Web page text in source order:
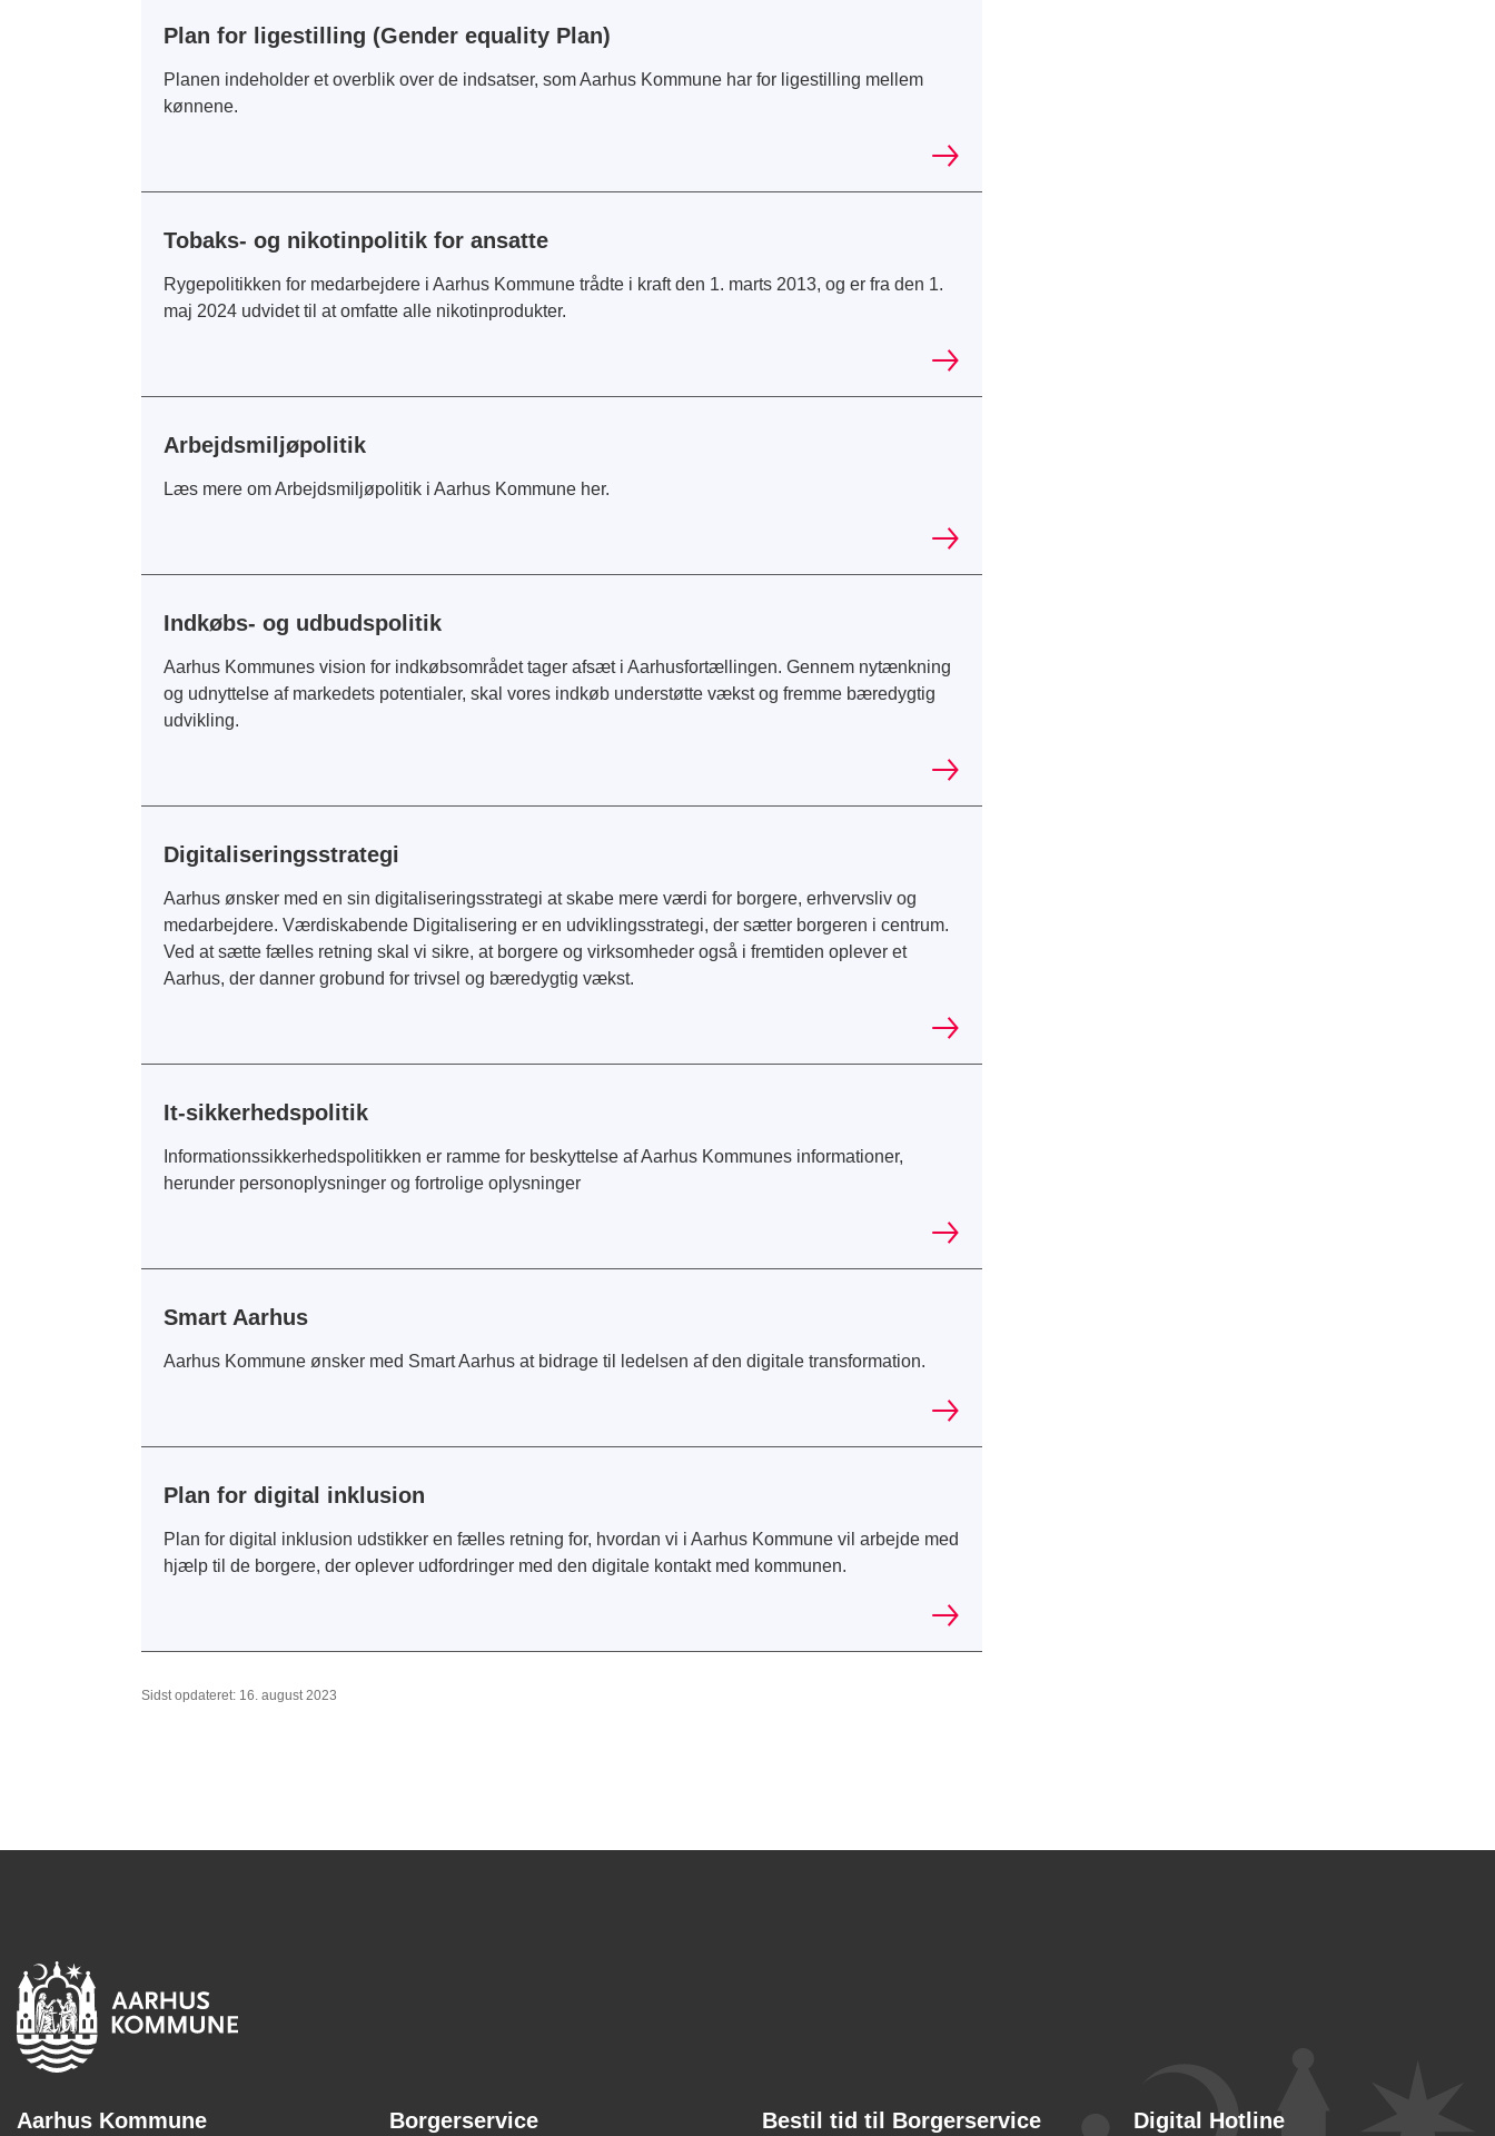
Plan for ligestilling (Gender equality Plan)
Planen indeholder et overblik over de indsatser, som Aarhus Kommune har for ligestilling mellem
kønnene.
Tobaks- og nikotinpolitik for ansatte
Rygepolitikken for medarbejdere i Aarhus Kommune trådte i kraft den 1. marts 2013, og er fra den 1.
maj 2024 udvidet til at omfatte alle nikotinprodukter.
Arbejdsmiljøpolitik
Læs mere om Arbejdsmiljøpolitik i Aarhus Kommune her.
Indkøbs- og udbudspolitik
Aarhus Kommunes vision for indkøbsområdet tager afsæt i Aarhusfortællingen. Gennem nytænkning
og udnyttelse af markedets potentialer, skal vores indkøb understøtte vækst og fremme bæredygtig
udvikling.
Digitaliseringsstrategi
Aarhus ønsker med en sin digitaliseringsstrategi at skabe mere værdi for borgere, erhvervsliv og
medarbejdere. Værdiskabende Digitalisering er en udviklingsstrategi, der sætter borgeren i centrum.
Ved at sætte fælles retning skal vi sikre, at borgere og virksomheder også i fremtiden oplever et
Aarhus, der danner grobund for trivsel og bæredygtig vækst.
It-sikkerhedspolitik
Informationssikkerhedspolitikken er ramme for beskyttelse af Aarhus Kommunes informationer,
herunder personoplysninger og fortrolige oplysninger
Smart Aarhus
Aarhus Kommune ønsker med Smart Aarhus at bidrage til ledelsen af den digitale transformation.
Plan for digital inklusion
Plan for digital inklusion udstikker en fælles retning for, hvordan vi i Aarhus Kommune vil arbejde med
hjælp til de borgere, der oplever udfordringer med den digitale kontakt med kommunen.
Sidst opdateret: 16. august 2023
Aarhus Kommune Borgerservice Bestil tid til Borgerservice Digital Hotline